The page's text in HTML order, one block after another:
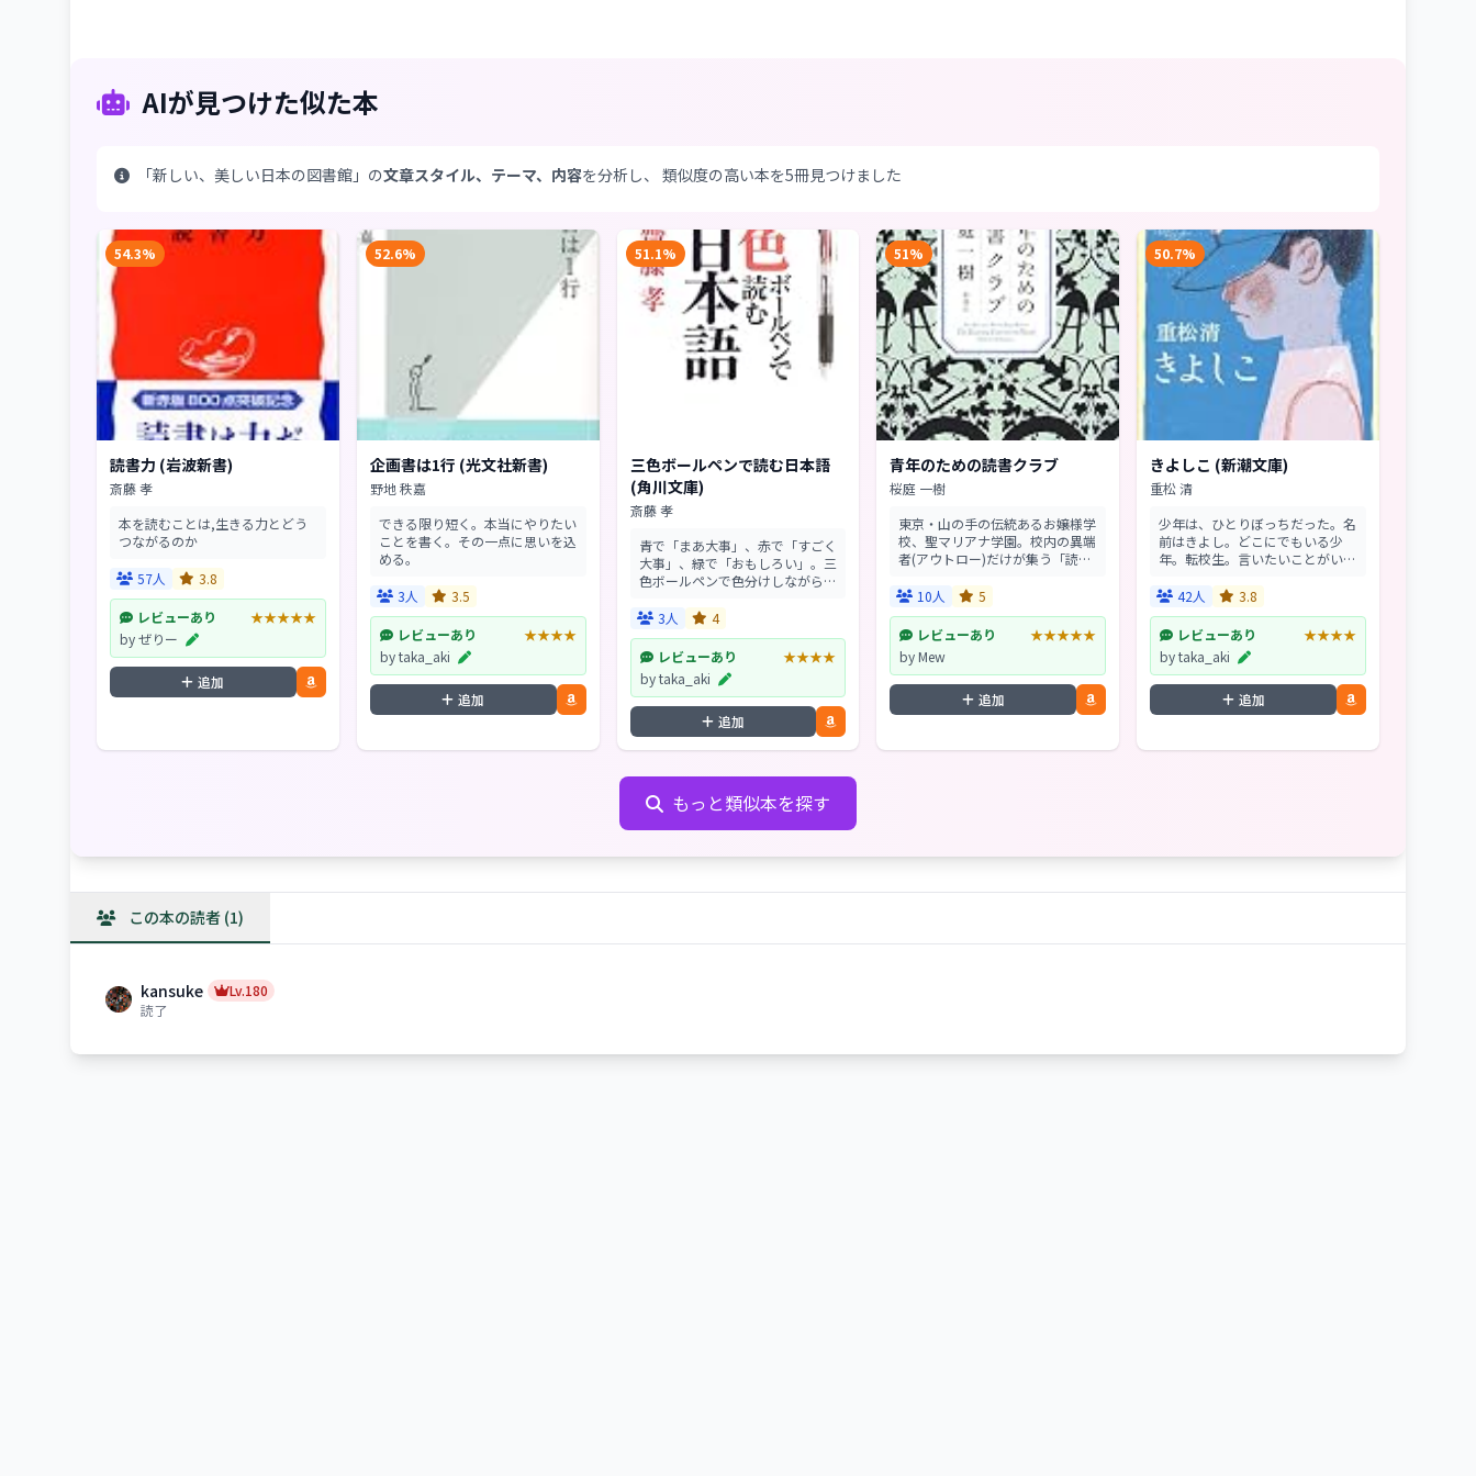
AIが見つけた似た本
「新しい、美しい日本の図書館」の文章スタイル、テーマ、内容を分析し、 類似度の高い本を5冊見つけました
54.3%
読書力 (岩波新書)
斎藤 孝
本を読むことは,生きる力とどう
つながるのか
57人
3.8
レビューあり
★★★★★
by ぜりー
追加
52.6%
企画書は1行 (光文社新書)
野地 秩嘉
できる限り短く。本当にやりたい
ことを書く。その一点に思いを込
める。
3人
3.5
レビューあり
★★★★
by taka_aki
追加
51.1%
三色ボールペンで読む日本語
(角川文庫)
斎藤 孝
青で「まあ大事」、赤で「すごく
大事」、緑で「おもしろい」。三
色ボールペンで色分けしながら文
つ誰にでもできる読書法。最も簡
ールだ。カチカチとボ...
3人 4
レビューあり
★★★★
by taka_aki
追加
51%
青年のための読書クラブ
桜庭 一樹
東京・山の手の伝統あるお嬢様学
校、聖マリアナ学園。校内の異端
者(アウトロー)だけが集う「読書
り継がれる秘密の“クラブ誌”があ
た数々の珍事件が...
10人 5
レビューあり
★★★★★
by Mew
追加
50.7%
きよしこ (新潮文庫)
重松 清
少年は、ひとりぼっちだった。名
前はきよし。どこにでもいる少
年。転校生。言いたいことがいつ
ことを何でも話せる友だちが欲し
世界にしかいないことを...
42人 3.8
レビューあり
★★★★
by taka_aki
追加
もっと類似本を探す
この本の読者 (1)
kansuke
Lv.180
読了